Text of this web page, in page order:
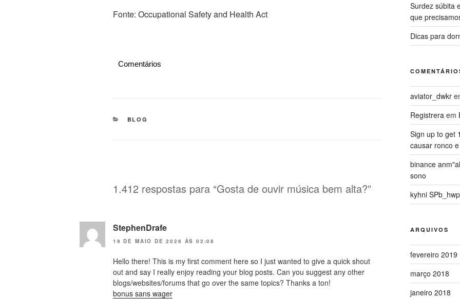
Fonte: Occupational Safety and Health Act
Comentários
CATEGORIAS
BLOG
1.412 respostas para “Gosta de ouvir música bem alta?”
StephenDrafe
19 DE MAIO DE 2026 ÀS 02:08
Hello there! This is my first comment here so I just wanted to give a quick shout
out and say I really enjoy reading your blog posts. Can you suggest any other
blogs/websites/forums that go over the same topics? Thanks a ton!
bonus sans wager
Surdez súbita
que
Dicas para
aviator_dwkr
Registreraem
Sign up to get
causar ronco
binance
sono
kyhni
ARQUIVOS
fevereiro 2019
março 2018
janeiro 2018